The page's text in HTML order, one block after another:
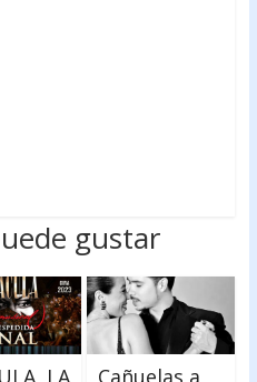
gustar
LA Cañuelas a